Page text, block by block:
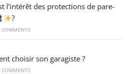
l’intérêt des protections de pare-
?
COMMENTS
choisir son garagiste ?
COMMENTS